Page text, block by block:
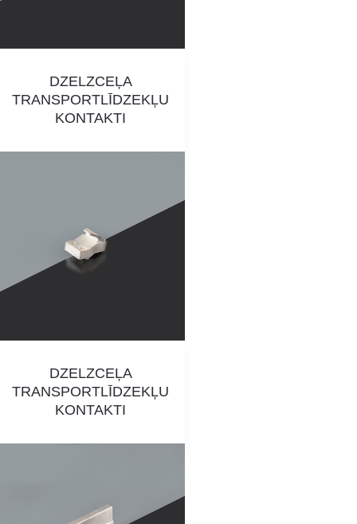
DZELZCEĻA
TRANSPORTLĪDZEKĻU
KONTAKTI
DZELZCEĻA
TRANSPORTLĪDZEKĻU
KONTAKTI